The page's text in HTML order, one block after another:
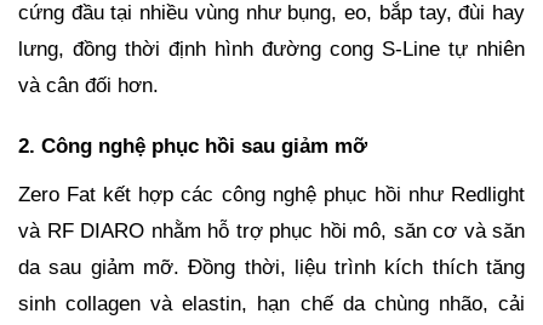
cứng đầu tại nhiều vùng như bụng, eo, bắp tay, đùi hay
lưng, đồng thời định hình đường cong S-Line tự nhiên
và cân đối hơn.
2. Công nghệ phục hồi sau giảm mỡ
Zero Fat kết hợp các công nghệ phục hồi như Redlight
và RF DIARO nhằm hỗ trợ phục hồi mô, săn cơ và săn
da sau giảm mỡ. Đồng thời, liệu trình kích thích tăng
sinh collagen và elastin, hạn chế da chùng nhão, cải